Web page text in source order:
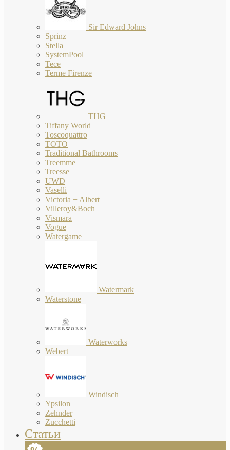
Sir Edward Johns
Sprinz
Stella
SystemPool
Tece
Terme Firenze
THG
Tiffany World
Toscoquattro
TOTO
Traditional Bathrooms
Treemme
Treesse
UWD
Vaselli
Victoria + Albert
Villeroy&Boch
Vismara
Vogue
Watergame
Watermark
Waterstone
Waterworks
Webert
Windisch
Ypsilon
Zehnder
Zucchetti
Статьи